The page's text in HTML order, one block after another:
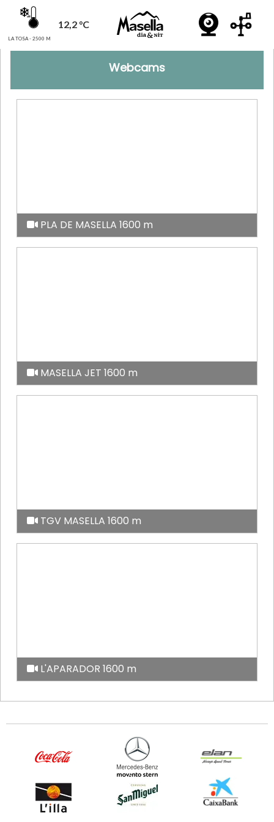
LA TOSA - 2500 M
12,2 °C
Webcams
PLA DE MASELLA 1600 m
MASELLA JET 1600 m
TGV MASELLA 1600 m
L'APARADOR 1600 m